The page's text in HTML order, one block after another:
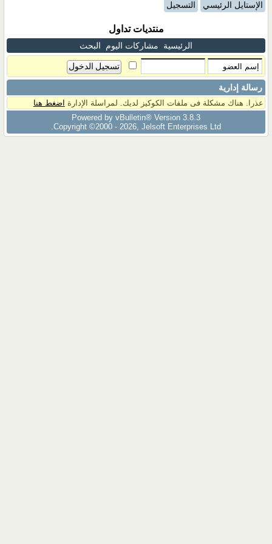
الإستايل الرئيسي التسجيل
منتديات تداول
الرئيسية مشاركات اليوم البحث
رسالة إدارية
عذرا. هناك مشكلة فى ملفات الكوكيز لديك. لمراسلة الإدارة اضغط هنا
Powered by vBulletin® Version 3.8.3
Copyright ©2000 - 2026, Jelsoft Enterprises Ltd.